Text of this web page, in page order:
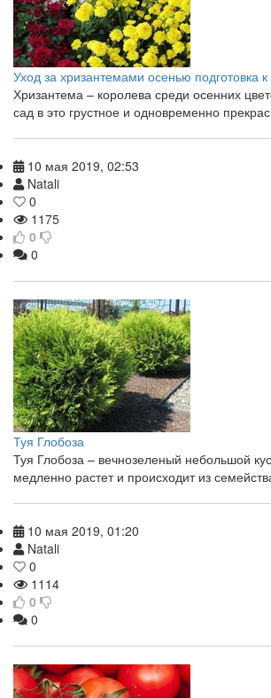
Уход за хризантемами осенью подготовка
Хризантема – королева среди осенних
сад в это грустное и одновременно
10 мая 2019, 02:53
Natali
0
1175
0
0
Туя Глобоза
Туя Глобоза – вечнозеленый небольшой
медленно растет и происходит из
10 мая 2019, 01:20
Natali
0
1114
0
0